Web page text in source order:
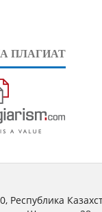
ПЛАГИАТ
Республика